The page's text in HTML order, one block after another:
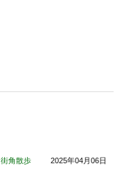
街角散歩 2025年04月06日